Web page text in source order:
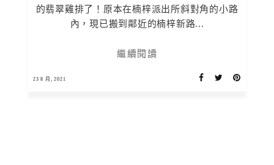
的翡翠雞排了！原本在楠梓派出所斜對角的小路
內，現已搬到鄰近的楠梓新路...
繼續閱讀
23 8 月, 2021